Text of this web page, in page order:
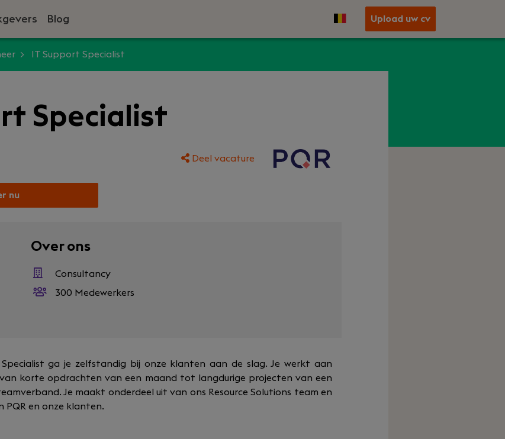
Blog Upload uw cv
IT Support Specialist
Specialist
Deel vacature
nu
Over ons
Consultancy
300 Medewerkers
ga je zelfstandig bij onze klanten aan de slag. Je werkt aan
korte opdrachten van een maand tot langdurige projecten van een
Je maakt onderdeel uit van ons Resource Solutions team en
PQR en onze klanten.